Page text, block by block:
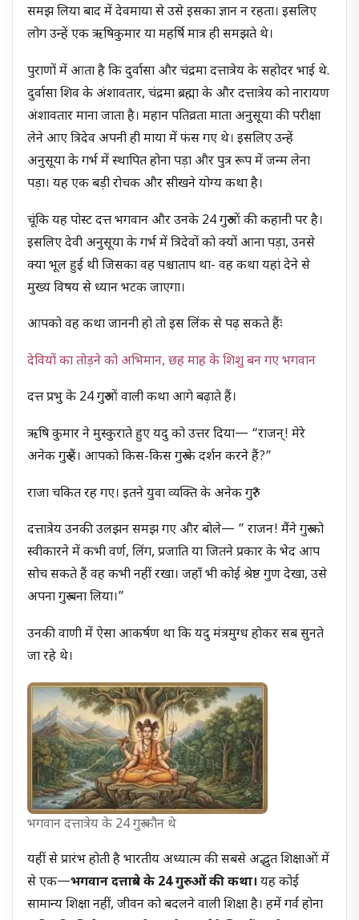
समझ लिया बाद में देवमाया से उसे इसका ज्ञान न रहता। इसलिए
लोग उन्हें एक ऋषिकुमार या महर्षि मात्र ही समझते थे।
पुराणों में आता है कि दुर्वासा और चंद्रमा दत्तात्रेय के सहोदर भाई थे.
दुर्वासा शिव के अंशावतार, चंद्रमा ब्रह्मा के और दत्तात्रेय को नारायण
अंशावतार माना जाता है। महान पतिव्रता माता अनुसूया की परीक्षा
लेने आए त्रिदेव अपनी ही माया में फंस गए थे। इसलिए उन्हें
अनुसूया के गर्भ में स्थापित होना पड़ा और पुत्र रूप में जन्म लेना
पड़ा। यह एक बड़ी रोचक और सीखने योग्य कथा है।
चूंकि यह पोस्ट दत्त भगवान और उनके 24 गुरुओं की कहानी पर है।
इसलिए देवी अनुसूया के गर्भ में त्रिदेवों को क्यों आना पड़ा, उनसे
क्या भूल हुई थी जिसका वह पश्चाताप था- वह कथा यहां देने से
मुख्य विषय से ध्यान भटक जाएगा।
आपको वह कथा जाननी हो तो इस लिंक से पढ़ सकते हैंः
देवियों का तोड़ने को अभिमान, छह माह के शिशु बन गए भगवान
दत्त प्रभु के 24 गुरुओं वाली कथा आगे बढ़ाते हैं।
ऋषि कुमार ने मुस्कुराते हुए यदु को उत्तर दिया— “राजन्! मेरे
अनेक गुरु हैं। आपको किस-किस गुरु के दर्शन करने हैं?”
राजा चकित रह गए। इतने युवा व्यक्ति के अनेक गुरु?
दत्तात्रेय उनकी उलझन समझ गए और बोले— ” राजन! मैंने गुरु को
स्वीकारने में कभी वर्ण, लिंग, प्रजाति या जितने प्रकार के भेद आप
सोच सकते हैं वह कभी नहीं रखा। जहाँ भी कोई श्रेष्ठ गुण देखा, उसे
अपना गुरु बना लिया।”
उनकी वाणी में ऐसा आकर्षण था कि यदु मंत्रमुग्ध होकर सब सुनते
जा रहे थे।
भगवान दत्तात्रेय के 24 गुरु कौन थे
यहीं से प्रारंभ होती है भारतीय अध्यात्म की सबसे अद्भुत शिक्षाओं में
से एक—भगवान दत्तात्रेय के 24 गुरुओं की कथा।यह कोई
सामान्य शिक्षा नहीं, जीवन को बदलने वाली शिक्षा है। हमें गर्व होना